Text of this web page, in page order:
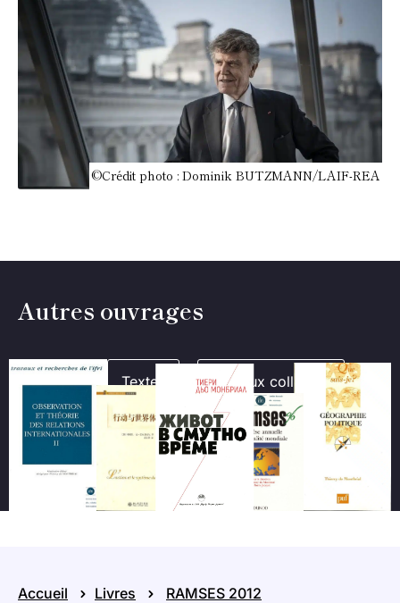
©Crédit photo : Dominik BUTZMANN/LAIF-REA
Autres ouvrages
Livres Textes Travaux collectifs
Accueil Livres RAMSES 2012